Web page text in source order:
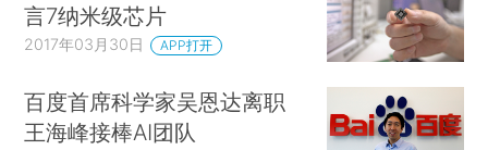
言7纳米级芯片
2017年03月30日 APP打开
百度首席科学家吴恩达离职
王海峰接棒AI团队